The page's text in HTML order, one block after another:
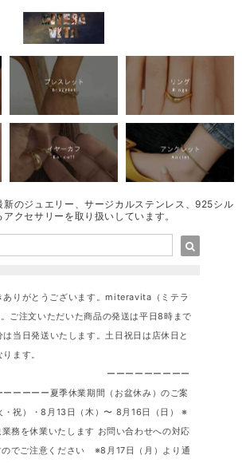
新のジュエリー、サージカルステンレス、925シル
クセサリーを取り扱いしています。
ありがとうございます。miteravita（ミテラ
ご注文いただいた商品の発送は平日8時まで
は当日発送いたします。土日祝日は店休日と
ります。
ーーーーーー
ーーーーー夏季休業期間（お盆休み）のご案
・祝）・8月13日（木）〜 8月16日（日） ※
務を休業いたします お問い合わせへの対応
のでご注意ください ※8月17日（月）より通